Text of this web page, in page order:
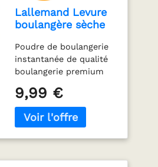
Lallemand Levure
boulangère sèche
Poudre de boulangerie
instantanée de qualité
boulangerie premium
pâte sans dissoudre
Végétalien sans gluten,
sans soja halal, casher
9,99 €